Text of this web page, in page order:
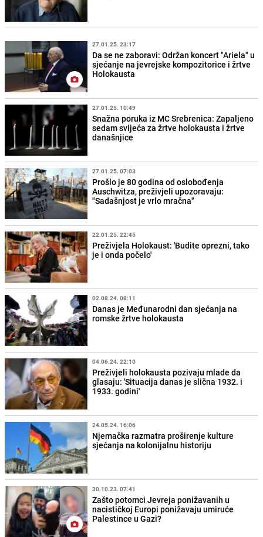
27.01.25. 23:17
Da se ne zaboravi: Održan koncert "Ariela" u
sjećanje na jevrejske kompozitorice i žrtve
Holokausta
27.01.25. 10:49
Snažna poruka iz MC Srebrenica: Zapaljeno
sedam svijeća za žrtve holokausta i žrtve
današnjice
27.01.25. 07:03
Prošlo je 80 godina od oslobođenja
Auschwitza, preživjeli upozoravaju:
"Sadašnjost je vrlo mračna"
22.01.25. 22:45
Preživjela Holokaust: 'Budite oprezni, tako
je i onda počelo'
02.08.24. 08:11
Danas je Međunarodni dan sjećanja na
romske žrtve holokausta
04.06.24. 22:10
Preživjeli holokausta pozivaju mlade da
glasaju: 'Situacija danas je slična 1932. i
1933. godini'
24.05.24. 16:06
Njemačka razmatra proširenje kulture
sjećanja na kolonijalnu historiju
30.10.23. 07:41
Zašto potomci Jevreja ponižavanih u
nacističkoj Europi ponižavaju umiruće
Palestince u Gazi?